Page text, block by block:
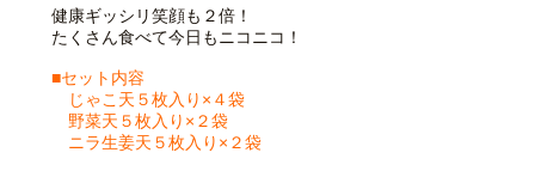
健康ギッシリ笑顔も２倍！
たくさん食べて今日もニコニコ！
■セット内容
じゃこ天５枚入り×４袋
野菜天５枚入り×２袋
ニラ生姜天５枚入り×２袋